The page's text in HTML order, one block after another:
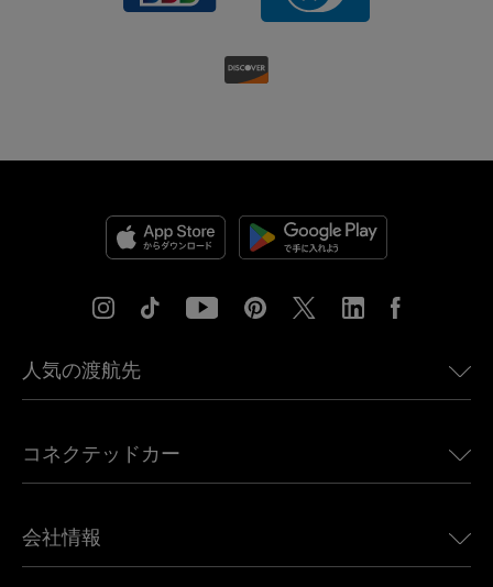
人気の渡航先
ヨーロッパ向けeSIM
カナダ向けeSIM
コネクテッドカー
Land Rover向けUbigi
会社情報